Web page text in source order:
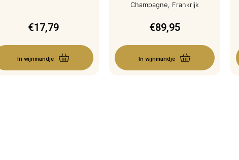
€17,79
In wijnmandje
Champagne, Frankrijk
€89,95
In wijnmandje